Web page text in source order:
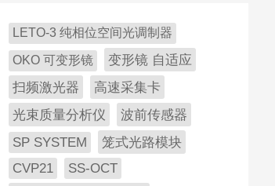
LETO-3 纯相位空间光调制器
OKO 可变形镜
变形镜 自适应
扫频激光器
高速采集卡
光束质量分析仪
波前传感器
SP SYSTEM
笼式光路模块
CVP21
SS-OCT